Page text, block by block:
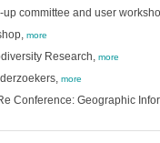
committee and user
more
Research, more
more
Conference: Geographic